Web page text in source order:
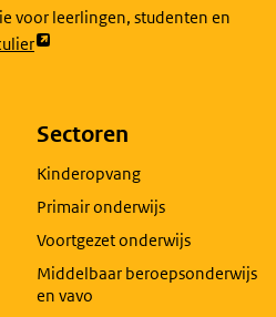
voor leerlingen, studenten en
Sectoren
Kinderopvang
Primair onderwijs
Voortgezet onderwijs
Middelbaar beroepsonderwijs
en vavo